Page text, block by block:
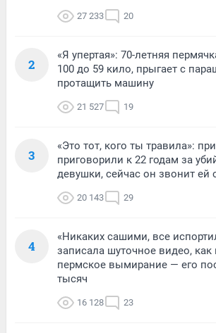
27 233 20
2
«Я упертая»: 70-летняя
100 до 59 кило, прыгает с
протащить машину
21 527 19
3
«Это тот, кого ты травила»:
приговорили к 22 годам за
девушки, сейчас он звонит ей
20 143 29
4
«Никаких сашими, все
записала шуточное видео,
пермское вымирание — его
тысяч
16 128 23